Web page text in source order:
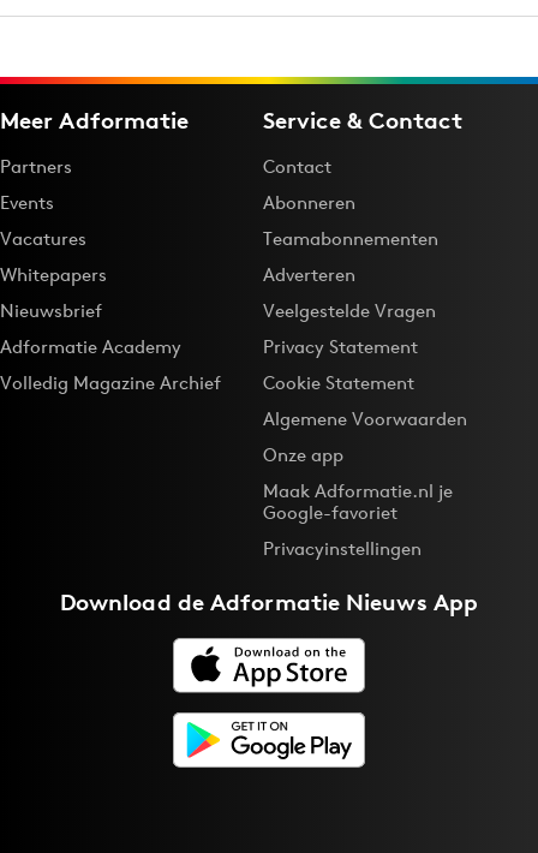
Meer Adformatie
Partners
Events
Vacatures
Whitepapers
Nieuwsbrief
Adformatie Academy
Volledig Magazine Archief
Service & Contact
Contact
Abonneren
Teamabonnementen
Adverteren
Veelgestelde Vragen
Privacy Statement
Cookie Statement
Algemene Voorwaarden
Onze app
Maak Adformatie.nl je
Google-favoriet
Privacyinstellingen
Download deAdformatie Nieuws App